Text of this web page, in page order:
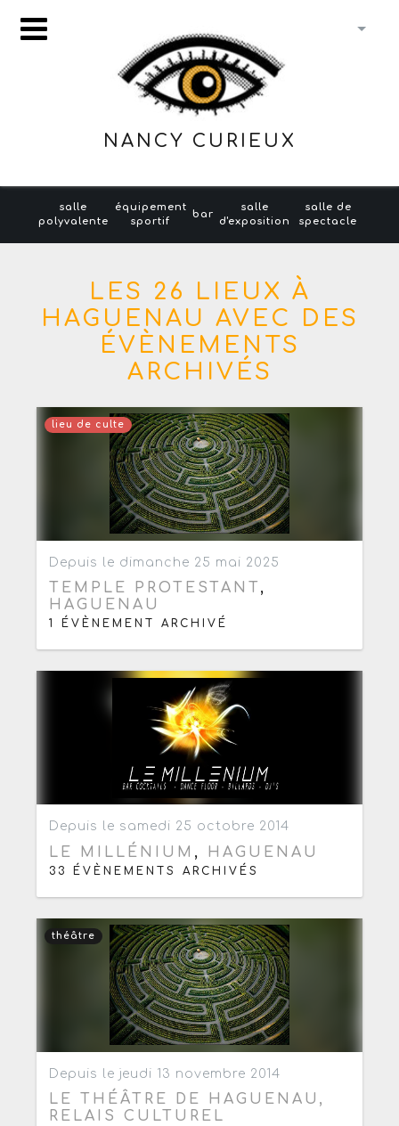
NANCY CURIEUX
salle
polyvalente
équipement
sportif
bar
salle
d'exposition
salle de
spectacle
LES 26 LIEUX À
HAGUENAU AVEC DES
ÉVÈNEMENTS
ARCHIVÉS
lieu de culte
Depuis le dimanche 25 mai 2025
TEMPLE PROTESTANT ,
HAGUENAU
1 ÉVÈNEMENT ARCHIVÉ
Depuis le samedi 25 octobre 2014
LE MILLÉNIUM , HAGUENAU
33 ÉVÈNEMENTS ARCHIVÉS
théâtre
Depuis le jeudi 13 novembre 2014
LE THÉÂTRE DE HAGUENAU,
RELAIS CULTUREL